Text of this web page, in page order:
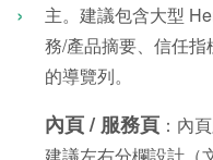
主。建議包含大型
務/產品摘要、信任
的導覽列。
內頁 / 服務頁：內
建議左右分欄設計（